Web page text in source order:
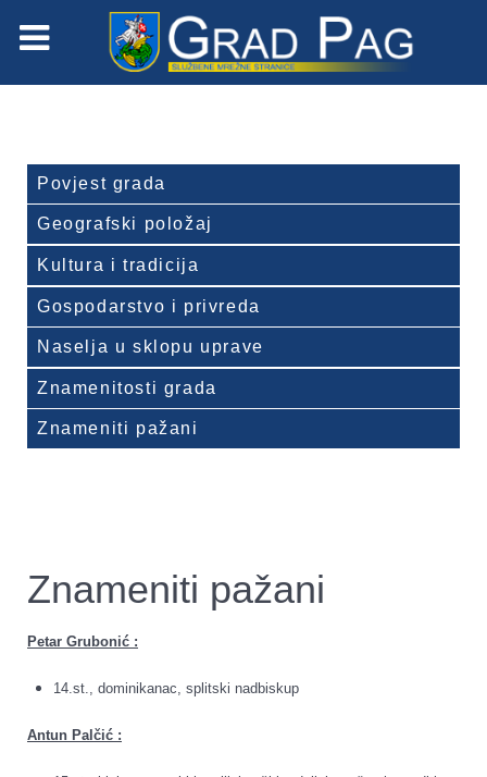
Povjest grada
Geografski položaj
Kultura i tradicija
Gospodarstvo i privreda
Naselja u sklopu uprave
Znamenitosti grada
Znameniti pažani
Znameniti pažani
Petar Grubonić :
14.st., dominikanac, splitski nadbiskup
Antun Palčić :